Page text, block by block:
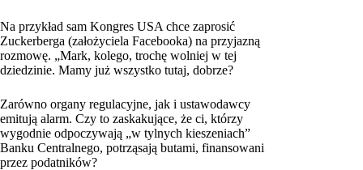
Na przykład sam Kongres USA chce zaprosić
Zuckerberga (założyciela Facebooka) na przyjazną
rozmowę. „Mark, kolego, trochę wolniej w tej
dziedzinie. Mamy już wszystko tutaj, dobrze?
Zarówno organy regulacyjne, jak i ustawodawcy
emitują alarm. Czy to zaskakujące, że ci, którzy
wygodnie odpoczywają „w tylnych kieszeniach”
Banku Centralnego, potrząsają butami, finansowani
przez podatników?